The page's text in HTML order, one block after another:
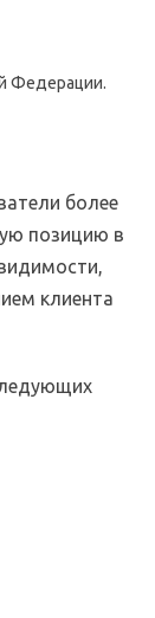
Федерации.
более
позицию в
клиента